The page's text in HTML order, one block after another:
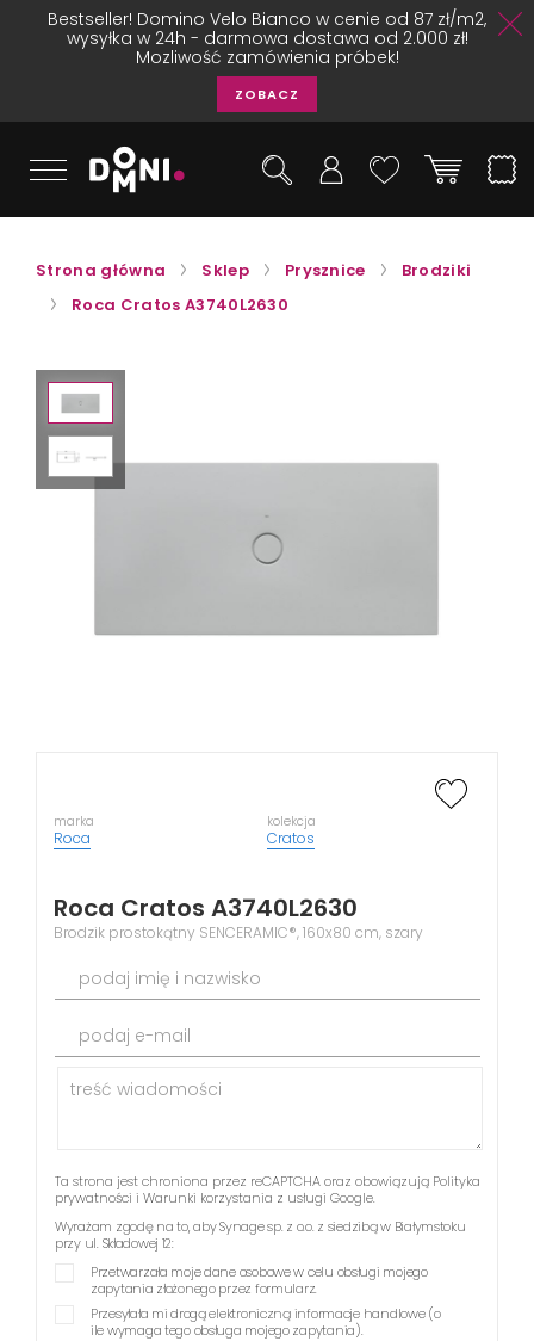
Bestseller! Domino Velo Bianco w cenie od 87 zł/m2,
wysyłka w 24h - darmowa dostawa od 2.000 zł!
Mozliwość zamówienia próbek!
ZOBACZ
Strona główna Sklep Prysznice
Brodziki
Roca Cratos A3740L2630
marka
Roca
kolekcja
Cratos
Roca Cratos A3740L2630
Brodzik prostokątny SENCERAMIC®, 160x80 cm, szary
podaj imię i nazwisko
podaj e-mail
Ta strona jest chroniona przez reCAPTCHA oraz obowiązują Polityka
prywatności i Warunki korzystania z usługi Google.
Wyrażam zgodę na to, aby Synage sp. z o.o. z siedzibą w Białymstoku
przy ul. Składowej 12:
Przetwarzała moje dane osobowe w celu obsługi mojego
zapytania złożonego przez formularz.
Przesyłała mi drogą elektroniczną informacje handlowe (o
ile wymaga tego obsługa mojego zapytania).